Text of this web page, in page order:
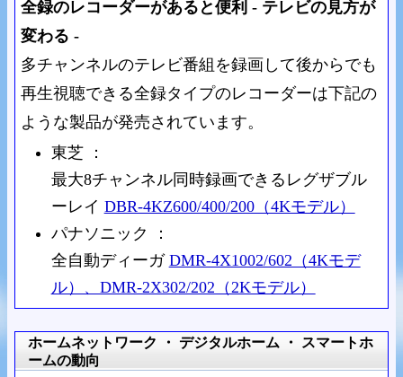
全録のレコーダーがあると便利 - テレビの見方が
変わる -
多チャンネルのテレビ番組を録画して後からでも
再生視聴できる全録タイプのレコーダーは下記の
ような製品が発売されています。
東芝 ：
最大8チャンネル同時録画できるレグザブル
ーレイ DBR-4KZ600/400/200（4Kモデル）
パナソニック ：
全自動ディーガ DMR-4X1002/602（4Kモデ
ル）、DMR-2X302/202（2Kモデル）
ホームネットワーク ・ デジタルホーム ・ スマートホ
ームの動向